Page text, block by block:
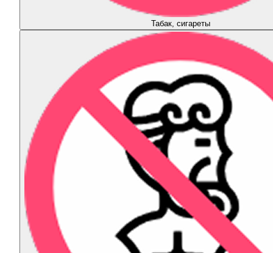
Табак, сигареты